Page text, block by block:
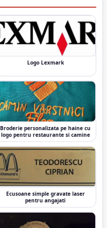
Logo Lexmark
Broderie personalizata pe haine cu
logo pentru restaurante si camine
Ecusoane simple gravate laser
pentru angajati